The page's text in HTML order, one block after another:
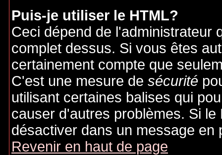
Puis-je utiliser le HTML?
Ceci dépend de l'administrateur
complet dessus. Si vous êtes
certainement compte que
C'est une mesure de sécurité
utilisant certaines balises qui
causer d'autres problèmes. Si
désactiver dans un message
Revenir en haut de page